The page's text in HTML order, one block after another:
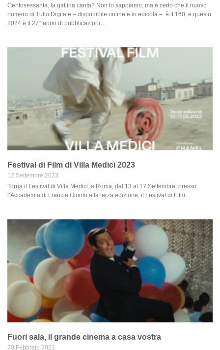
Centosessanta, la gallina canta? Non lo sappiamo, ma è certo che il nuovo
numero di Tutto Digitale – disponibile online e in edicola – è il 160, e questo
2024 è il 27° anno di pubblicazioni…
Festival di Film di Villa Medici 2023
12 Settembre 2023
Torna il Festival di Villa Medici, a Roma, dal 13 al 17 Settembre, presso
l’Accademia di Francia Giunto alla terza edizione, il Festival di Film
Fuori sala, il grande cinema a casa vostra
20 Febbraio 2021